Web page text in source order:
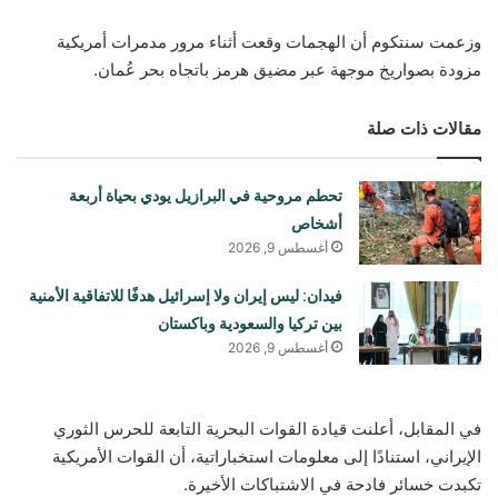
وزعمت سنتكوم أن الهجمات وقعت أثناء مرور مدمرات أمريكية
مزودة بصواريخ موجهة عبر مضيق هرمز باتجاه بحر عُمان.
مقالات ذات صلة
تحطم مروحية في البرازيل يودي بحياة أربعة
أشخاص
أغسطس 9, 2026
فيدان: ليس إيران ولا إسرائيل هدفًا للاتفاقية الأمنية
بين تركيا والسعودية وباكستان
أغسطس 9, 2026
في المقابل، أعلنت قيادة القوات البحرية التابعة للحرس الثوري
الإيراني، استنادًا إلى معلومات استخباراتية، أن القوات الأمريكية
تكبدت خسائر فادحة في الاشتباكات الأخيرة.